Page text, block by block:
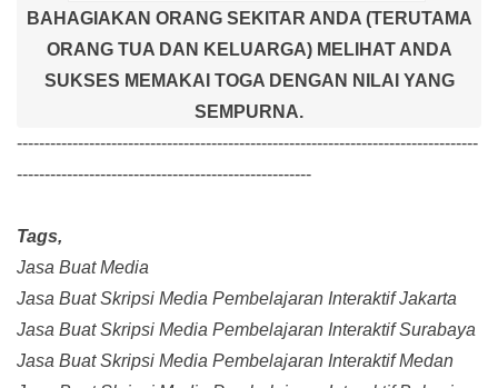
BAHAGIAKAN ORANG SEKITAR ANDA (TERUTAMA
ORANG TUA DAN KELUARGA) MELIHAT ANDA
SUKSES MEMAKAI TOGA DENGAN NILAI YANG
SEMPURNA.
-----------------------------------------------------------------------------------
-----------------------------------------------------
Tags,
Jasa Buat Media
Jasa Buat Skripsi Media Pembelajaran Interaktif Jakarta
Jasa Buat Skripsi Media Pembelajaran Interaktif Surabaya
Jasa Buat Skripsi Media Pembelajaran Interaktif Medan